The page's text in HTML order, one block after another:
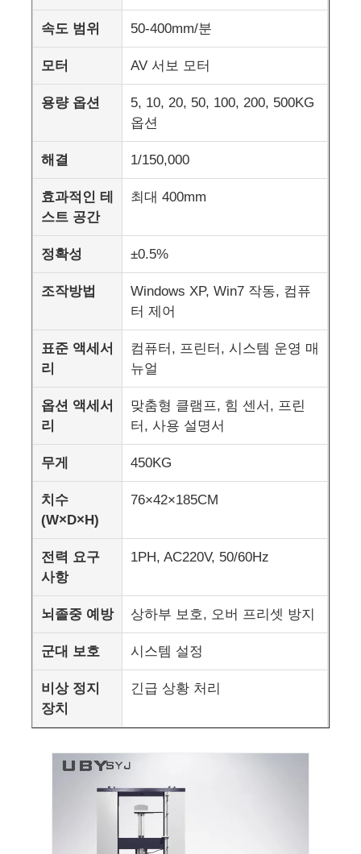
연구소 시험 장비
환경 테스트 챔버
범용 테스트 머신
충격 시험기
마모시험기
충돌 시험 장비
신발 테스트 장비
건축물 시험 장비
패키지 테스트 장비
접착기 시험 장비
직물 시험기
온습도 제어기
경도계
속도 범위 50-400mm/분
모터 AV 서보 모터
용량 옵션
5, 10, 20, 50, 100, 200, 500KG
옵션
해결 1/150,000
효과적인 테
스트 공간
최대 400mm
정확성 ±0.5%
조작방법
Windows XP, Win7 작동, 컴퓨
터 제어
표준 액세서
리
컴퓨터, 프린터, 시스템 운영 매
뉴얼
옵션 액세서
리
맞춤형 클램프, 힘 센서, 프린
터, 사용 설명서
무게 450KG
치수
(W×D×H)
76×42×185CM
전력 요구
사항
1PH, AC220V, 50/60Hz
뇌졸중 예방 상하부 보호, 오버 프리셋 방지
군대 보호 시스템 설정
비상 정지
장치
긴급 상황 처리